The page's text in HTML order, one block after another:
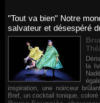
"Tout va bien" Notre
salvateur et désespéré
la
inspiration, une noirceur
Bref, un cocktail tonique,